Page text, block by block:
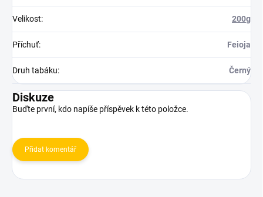
Velikost: 200g
Příchuť: Feioja
Druh tabáku: Černý
Diskuze
Buďte první, kdo napíše příspěvek k této položce.
Přidat komentář